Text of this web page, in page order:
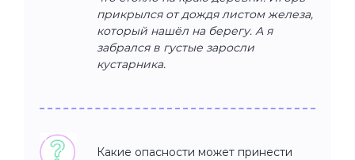
прикрылся от дождя листом железа,
который нашёл на берегу. А я
забрался в густые заросли
кустарника.
Какие опасности может принести